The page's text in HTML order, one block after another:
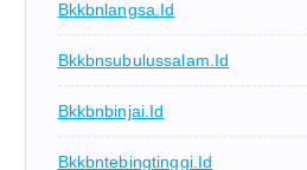
Bkkbnlangsa.id
Bkkbnsubulussalam.id
Bkkbnbinjai.id
Bkkbntebingtinggi.id